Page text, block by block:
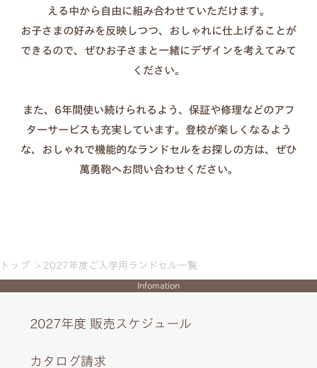
傷が気になる時：透明カバーの併用もおすすめ
える中から自由に組み合わせていただけます。
お子さまの好みを反映しつつ、おしゃれに仕上げることが
できるので、ぜひお子さまと一緒にデザインを考えてみて
ください。
また、6年間使い続けられるよう、保証や修理などのアフ
ターサービスも充実しています。登校が楽しくなるよう
な、おしゃれで機能的なランドセルをお探しの方は、ぜひ
萬勇鞄へお問い合わせください。
トップ 2027年度ご入学用ランドセル一覧
Infomation
2027年度 販売スケジュール
カタログ請求